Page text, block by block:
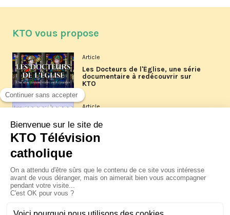
KTO vous propose
Article
Les Docteurs de l'Église, une série
documentaire à redécouvrir sur
KTO
Article
La visite pastorale du pape Léon
XIV à Assise à suivre sur KTO le
jeudi 6 août